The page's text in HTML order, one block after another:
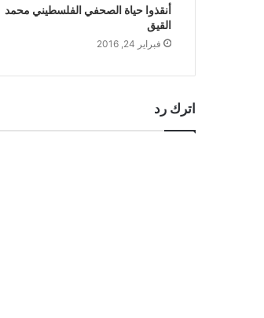
أنقذوا حياة الصحفي الفلسطيني محمد
القيق
فبراير 24, 2016
اترك رد